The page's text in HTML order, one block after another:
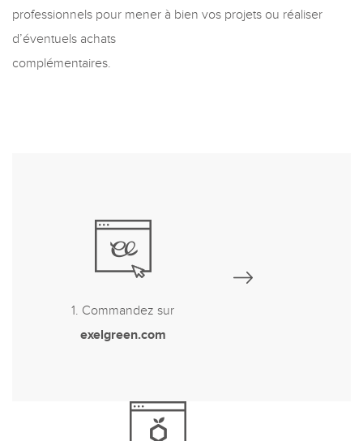
professionnels pour mener à bien vos projets ou réaliser
d’éventuels achats
complémentaires.
1. Commandez sur
exelgreen.com